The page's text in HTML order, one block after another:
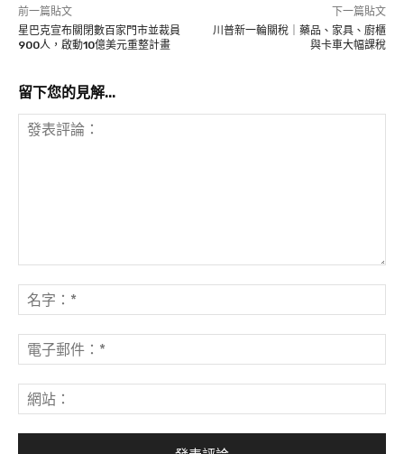
前一篇貼文
星巴克宣布關閉數百家門市並裁員
900人，啟動10億美元重整計畫
下一篇貼文
川普新一輪關稅｜藥品、家具、廚櫃
與卡車大幅課稅
留下您的見解...
表
評
論：
字
*
子
郵
*站